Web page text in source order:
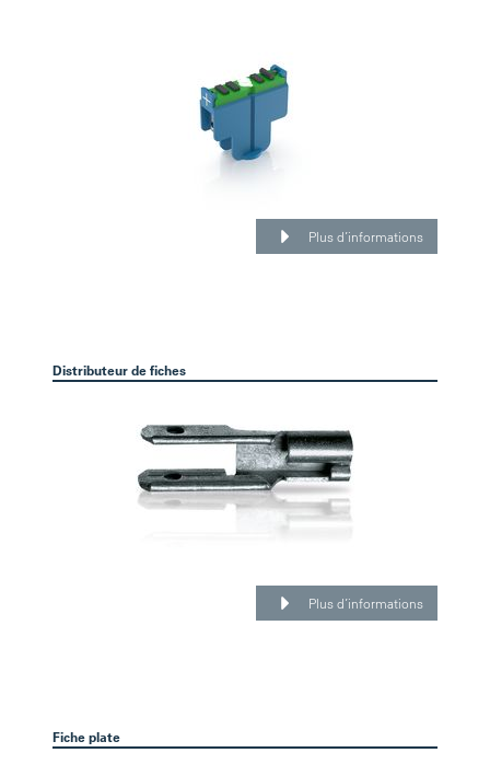
Plus d’informations
Distributeur de fiches
Plus d’informations
Fiche plate